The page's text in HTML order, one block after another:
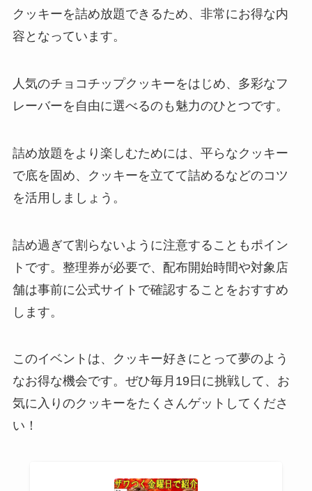
クッキーを詰め放題できるため、非常にお得な内
容となっています。
人気のチョコチップクッキーをはじめ、多彩なフ
レーバーを自由に選べるのも魅力のひとつです。
詰め放題をより楽しむためには、平らなクッキー
で底を固め、クッキーを立てて詰めるなどのコツ
を活用しましょう。
詰め過ぎて割らないように注意することもポイン
トです。整理券が必要で、配布開始時間や対象店
舗は事前に公式サイトで確認することをおすすめ
します。
このイベントは、クッキー好きにとって夢のよう
なお得な機会です。ぜひ毎月19日に挑戦して、お
気に入りのクッキーをたくさんゲットしてくださ
い！